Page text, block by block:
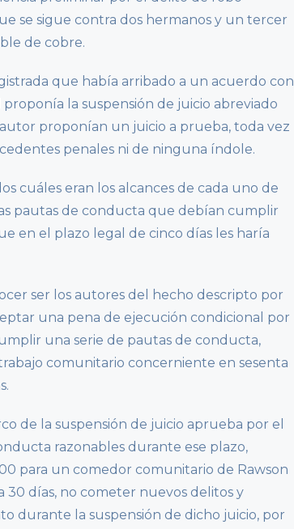
se sigue contra dos hermanos y un tercer
de cobre.
que había arribado a un acuerdo con
la suspensión de juicio abreviado
proponían un juicio a prueba, toda vez
penales ni de ninguna índole.
cuáles eran los alcances de cada uno de
pautas de conducta que debían cumplir
en el plazo legal de cinco días les haría
ser los autores del hecho descripto por
una pena de ejecución condicional por
una serie de pautas de conducta,
comunitario concerniente en sesenta
de la suspensión de juicio aprueba por el
razonables durante ese plazo,
para un comedor comunitario de Rawson
30 días, no cometer nuevos delitos y
durante la suspensión de dicho juicio, por